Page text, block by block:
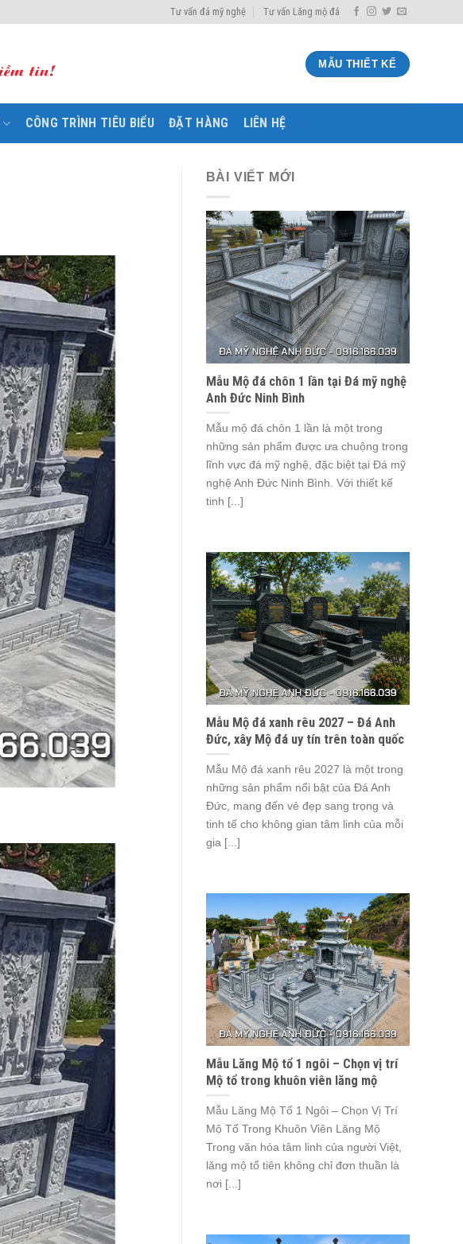
Tư vấn đá mỹ nghệ Tư vấn Lăng mộ đá
MẪU THIẾT KẾ
CÔNG TRÌNH TIÊU BIỂU ĐẶT HÀNG LIÊN HỆ
BÀI VIẾT MỚI
Mẫu Mộ đá chôn 1 lần tại Đá mỹ nghệ
Anh Đức Ninh Bình
Mẫu mộ đá chôn 1 lần là một trong
những sản phẩm được ưa chuộng trong
lĩnh vực đá mỹ nghệ, đặc biệt tại Đá mỹ
nghệ Anh Đức Ninh Bình. Với thiết kế
tinh [...]
Mẫu Mộ đá xanh rêu 2027 – Đá Anh
Đức, xây Mộ đá uy tín trên toàn quốc
Mẫu Mộ đá xanh rêu 2027 là một trong
những sản phẩm nổi bật của Đá Anh
Đức, mang đến vẻ đẹp sang trọng và
tinh tế cho không gian tâm linh của mỗi
gia [...]
Mẫu Lăng Mộ tổ 1 ngôi – Chọn vị trí
Mộ tổ trong khuôn viên lăng mộ
Mẫu Lăng Mộ Tổ 1 Ngôi – Chọn Vị Trí
Mộ Tổ Trong Khuôn Viên Lăng Mộ
Trong văn hóa tâm linh của người Việt,
lăng mộ tổ tiên không chỉ đơn thuần là
nơi [...]